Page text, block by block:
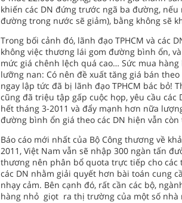
khiến các DN đứng trước ngã ba đường,
đường trong nước sẽ giảm), bằng không sẽ
Trong bối cảnh đó, lãnh đạo TPHCM và các
không việc thương lái gom đường bình ổn,
mức giá chênh lệch quá cao… Sức mua
lưỡng nan: Có nên đề xuất tăng giá bán
ngay lập tức đã bị lãnh đạo TPHCM bác bỏ!
cũng đã triệu tập gấp cuộc họp, yêu cầu
hết tháng 3-2011 và đẩy mạnh hơn nữa
đường bình ổn giá theo các DN hiện vẫn
Báo cáo mới nhất của Bộ Công thương về
2011, Việt Nam vẫn sẽ nhập 300 ngàn tấn
thương nên phân bổ quota trực tiếp cho
các DN nhằm giải quyết hơn bài toán cung
nhạy cảm. Bên cạnh đó, rất cần các bộ,
hàng nhỏ giọt ra thị trường của một số nhà